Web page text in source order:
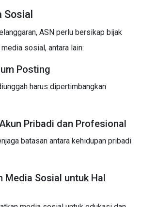
ASN perlu bersikap bijak
sosial, antara lain:
Posting
harus dipertimbangkan
Pribadi dan Profesional
batasan antara kehidupan pribadi
Media Sosial untuk Hal